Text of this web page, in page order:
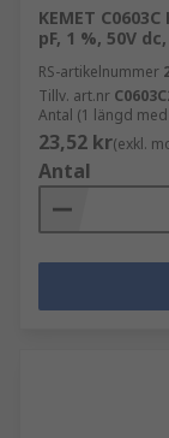
KEMET
pF, 1 %, 50V
RS-artikelnummer
Tillv. art.nr
Antal (1 längd
23,52 kr(exkl.
Antal